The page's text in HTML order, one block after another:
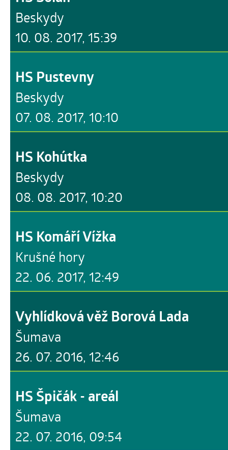
10. 08. 2017, 15:39
Beskydy
07. 08. 2017, 10:10
HS Pustevny
Beskydy
08. 08. 2017, 10:20
HS Kohútka
Beskydy
22. 06. 2017, 12:49
HS Komáří Vížka
Krušné hory
26. 07. 2016, 12:46
Vyhlídková věž Borová Lada
Šumava
22. 07. 2016, 09:54
HS Špičák - areál
Šumava